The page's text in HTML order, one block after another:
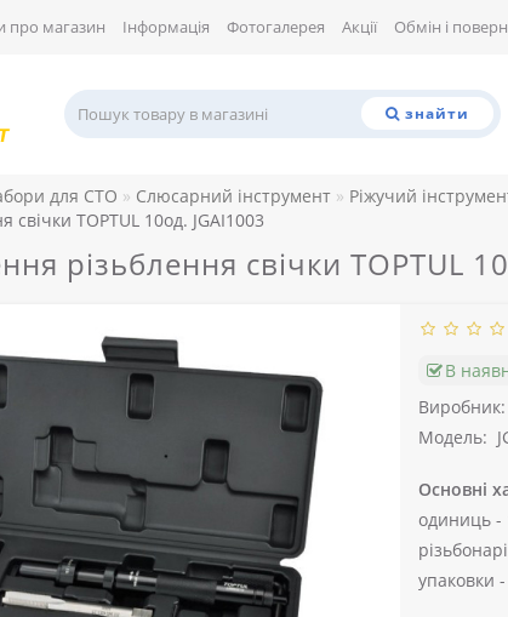
про магазин Інформація Фотогалерея Акції Обмін і
знайти
для СТО Слюсарний інструмент Ріжучий
свічки TOPTUL 10од. JGAI1003
різьблення свічки TOPTUL
В
Виробник:
Модель:
Основні
одиниць -
упаковки -